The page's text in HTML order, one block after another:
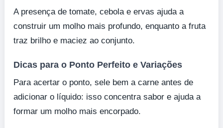
A presença de tomate, cebola e ervas ajuda a
construir um molho mais profundo, enquanto a fruta
traz brilho e maciez ao conjunto.
Dicas para o Ponto Perfeito e Variações
Para acertar o ponto, sele bem a carne antes de
adicionar o líquido: isso concentra sabor e ajuda a
formar um molho mais encorpado.